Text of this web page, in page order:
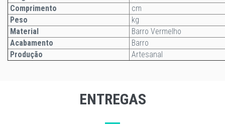
Comprimento
cm
Peso
kg
Material
Barro Vermelho
Acabamento
Barro
Produção
Artesanal
ENTREGAS